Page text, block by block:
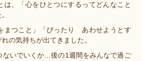
は、「心をひとつにするってどんなこと
まつこと」「ぴったり あわせようとす
の気持ちが出てきました。
ないでいくか…後の1週間をみんなで過ご